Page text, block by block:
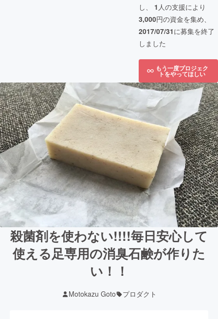
し、 1 人の支援により
3,000円の資金を集め、
2017/07/31に募集を終了
しました
もう一度プロジェク
トをやってほしい
殺菌剤を使わない!!!!毎日安心して
使える足専用の消臭石鹸が作りた
い！！
Motokazu Goto プロダクト